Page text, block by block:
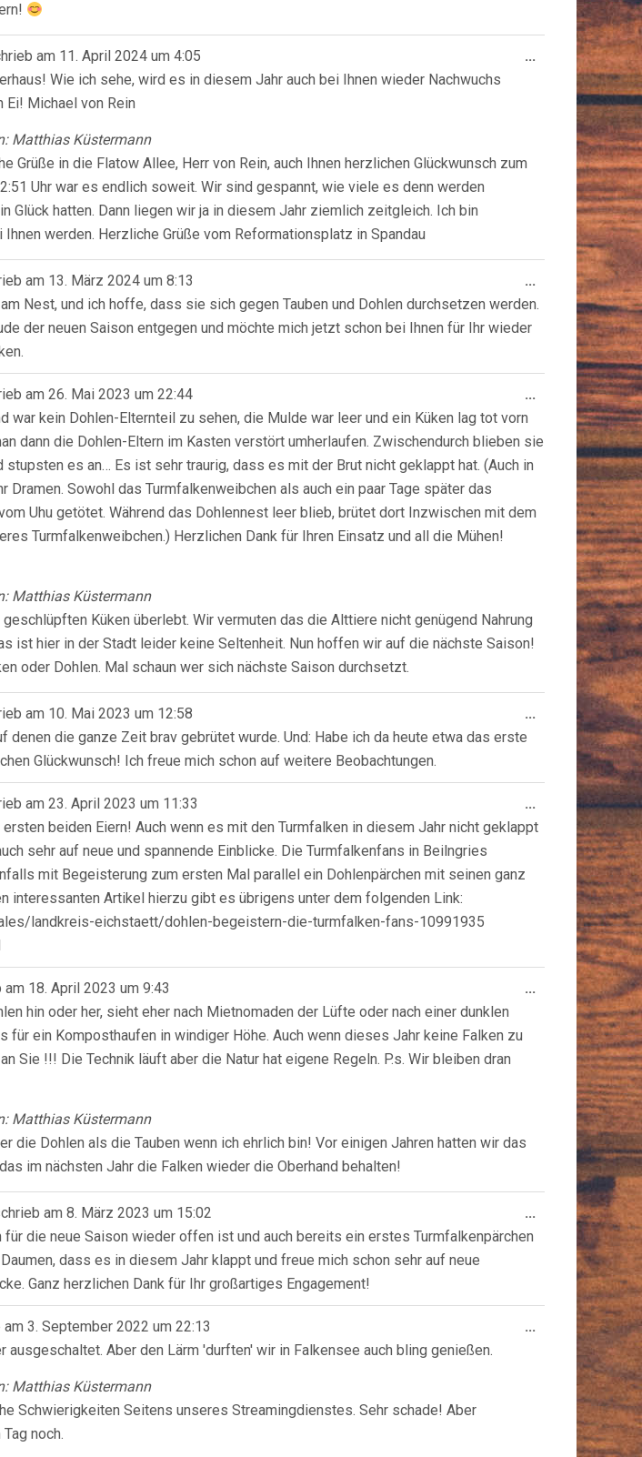
am 11. April 2024 um 4:05
Wie ich sehe, wird es in diesem Jahr auch bei Ihnen wieder Nachwuchs
Ei! Michael von Rein
Matthias Küstermann
Grüße in die Flatow Allee, Herr von Rein, auch Ihnen herzlichen Glückwunsch zum
Uhr war es endlich soweit. Wir sind gespannt, wie viele es denn werden
Glück hatten. Dann liegen wir ja in diesem Jahr ziemlich zeitgleich. Ich bin
werden. Herzliche Grüße vom Reformationsplatz in Spandau
...
Metabox
ein-/
am 13. März 2024 um 8:13
Nest, und ich hoffe, dass sie sich gegen Tauben und Dohlen durchsetzen werden.
der neuen Saison entgegen und möchte mich jetzt schon bei Ihnen für Ihr wieder
...
Metabox
ein-/
am 26. Mai 2023 um 22:44
war kein Dohlen-Elternteil zu sehen, die Mulde war leer und ein Küken lag tot vorn
dann die Dohlen-Eltern im Kasten verstört umherlaufen. Zwischendurch blieben sie
stupsten es an… Es ist sehr traurig, dass es mit der Brut nicht geklappt hat. (Auch in
Dramen. Sowohl das Turmfalkenweibchen als auch ein paar Tage später das
Uhu getötet. Während das Dohlennest leer blieb, brütet dort Inzwischen mit dem
Turmfalkenweibchen.) Herzlichen Dank für Ihren Einsatz und all die Mühen!
Matthias Küstermann
Küken überlebt. Wir vermuten das die Alttiere nicht genügend Nahrung
ist hier in der Stadt leider keine Seltenheit. Nun hoffen wir auf die nächste Saison!
oder Dohlen. Mal schaun wer sich nächste Saison durchsetzt.
...
Metabox
ein-/
am 10. Mai 2023 um 12:58
denen die ganze Zeit brav gebrütet wurde. Und: Habe ich da heute etwa das erste
Glückwunsch! Ich freue mich schon auf weitere Beobachtungen.
...
Metabox
ein-/
am 23. April 2023 um 11:33
beiden Eiern! Auch wenn es mit den Turmfalken in diesem Jahr nicht geklappt
sehr auf neue und spannende Einblicke. Die Turmfalkenfans in Beilngries
mit Begeisterung zum ersten Mal parallel ein Dohlenpärchen mit seinen ganz
interessanten Artikel hierzu gibt es übrigens unter dem folgenden Link:
landkreis-eichstaett/dohlen-begeistern-die-turmfalken-fans-10991935
...
Metabox
ein-/
am 18. April 2023 um 9:43
hin oder her, sieht eher nach Mietnomaden der Lüfte oder nach einer dunklen
für ein Komposthaufen in windiger Höhe. Auch wenn dieses Jahr keine Falken zu
Sie !!! Die Technik läuft aber die Natur hat eigene Regeln. P.s. Wir bleiben dran
Matthias Küstermann
die Dohlen als die Tauben wenn ich ehrlich bin! Vor einigen Jahren hatten wir das
im nächsten Jahr die Falken wieder die Oberhand behalten!
...
Metabox
ein-/
am 8. März 2023 um 15:02
für die neue Saison wieder offen ist und auch bereits ein erstes Turmfalkenpärchen
dass es in diesem Jahr klappt und freue mich schon sehr auf neue
Ganz herzlichen Dank für Ihr großartiges Engagement!
...
Metabox
ein-/
am 3. September 2022 um 22:13
ausgeschaltet. Aber den Lärm 'durften' wir in Falkensee auch bling genießen.
Matthias Küstermann
Schwierigkeiten Seitens unseres Streamingdienstes. Sehr schade! Aber
noch.
...
Metabox
ein-/